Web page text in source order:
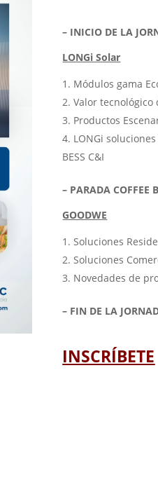
– INICIO DE LA
LONGi Solar
Módulos gama
Valor tecnológico
Productos
LONGi
BESS C&I
– PARADA COFFEE
GOODWE
Soluciones
Soluciones
Novedades de
– FIN DE LA
INSCRÍBETE